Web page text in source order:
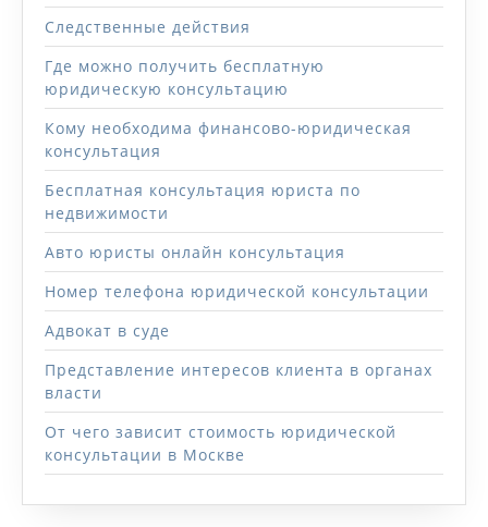
Следственные действия
Где можно получить бесплатную
юридическую консультацию
Кому необходима финансово-юридическая
консультация
Бесплатная консультация юриста по
недвижимости
Авто юристы онлайн консультация
Номер телефона юридической консультации
Адвокат в суде
Представление интересов клиента в органах
власти
От чего зависит стоимость юридической
консультации в Москве